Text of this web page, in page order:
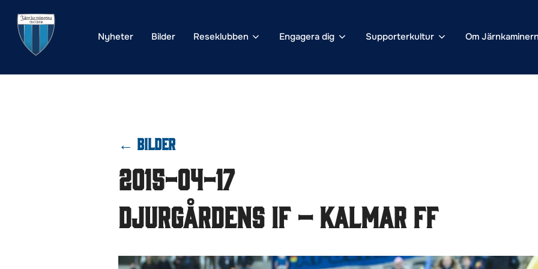
innehåll
Nyheter Bilder Reseklubben Engagera dig Supporterkultur Om
← BILDER
2015-04-17
Djurgårdens IF – Kalmar FF